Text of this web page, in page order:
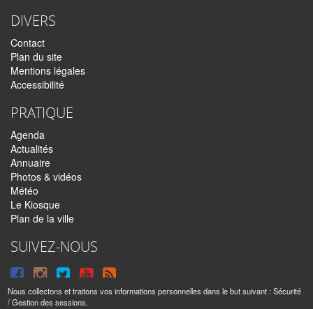
Nous collectons et traitons vos informations personnelles dans le but suivant :Sécurité
/ Gestion des sessions.
DIVERS
Contact
Plan du site
Mentions légales
Accessibilité
PRATIQUE
Agenda
Actualités
Annuaire
Photos & vidéos
Météo
Le Kiosque
Plan de la ville
SUIVEZ-NOUS
Suivre
sur
Suivre
sur
Suivre
sur
Syndiquer
tout